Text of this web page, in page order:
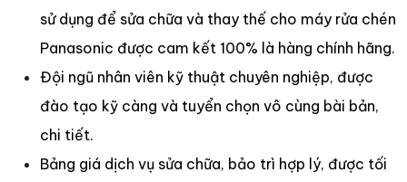
sử dụng để sửa chữa và thay thế cho máy rửa chén
Panasonic được cam kết 100% là hàng chính hãng.
Đội ngũ nhân viên kỹ thuật chuyên nghiệp, được
đào tạo kỹ càng và tuyển chọn vô cùng bài bản,
chi tiết.
Bảng giá dịch vụ sửa chữa, bảo trì hợp lý, được tối